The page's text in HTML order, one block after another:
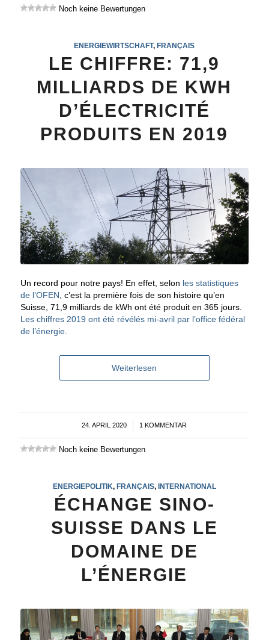
Noch keine Bewertungen
ENERGIEWIRTSCHAFT,FRANÇAIS
LE CHIFFRE: 71,9
MILLIARDS DE KWH
D’ÉLECTRICITÉ
PRODUITS EN 2019
Un record pour notre pays! En effet, selon les statistiques
de l’OFEN, c’est la première fois de son histoire qu’en
Suisse, 71,9 milliards de kWh ont été produit en 365 jours.
Les chiffres 2019 ont été révélés mi-avril par l’office fédéral
de l’énergie.
Weiterlesen
24. APRIL 2020
/ 1 KOMMENTAR
Noch keine Bewertungen
ENERGIEPOLITIK, FRANÇAIS, INTERNATIONAL
ÉCHANGE SINO-
SUISSE DANS LE
DOMAINE DE
L’ÉNERGIE